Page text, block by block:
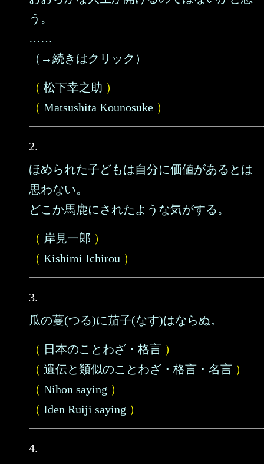
う。
……
（→続きはクリック）
（ 松下幸之助 ）
（ Matsushita Kounosuke ）
2.
ほめられた子どもは自分に価値があるとは
思わない。
どこか馬鹿にされたような気がする。
（ 岸見一郎 ）
（ Kishimi Ichirou ）
3.
瓜の蔓(つる)に茄子(なす)はならぬ。
（ 日本のことわざ・格言 ）
（ 遺伝と類似のことわざ・格言・名言 ）
（ Nihon saying ）
（ Iden Ruiji saying ）
4.